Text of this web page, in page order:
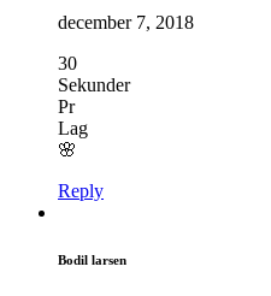
december 7, 2018
30
Sekunder
Pr
Lag
🌸
Reply
Bodil larsen